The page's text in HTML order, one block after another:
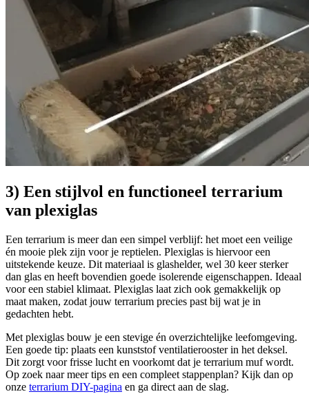
3) Een stijlvol en functioneel terrarium
van plexiglas
Een terrarium is meer dan een simpel verblijf: het moet een veilige
én mooie plek zijn voor je reptielen. Plexiglas is hiervoor een
uitstekende keuze. Dit materiaal is glashelder, wel 30 keer sterker
dan glas en heeft bovendien goede isolerende eigenschappen. Ideaal
voor een stabiel klimaat. Plexiglas laat zich ook gemakkelijk op
maat maken, zodat jouw terrarium precies past bij wat je in
gedachten hebt.
Met plexiglas bouw je een stevige én overzichtelijke leefomgeving.
Een goede tip: plaats een kunststof ventilatierooster in het deksel.
Dit zorgt voor frisse lucht en voorkomt dat je terrarium muf wordt.
Op zoek naar meer tips en een compleet stappenplan? Kijk dan op
onze terrarium DIY-pagina en ga direct aan de slag.